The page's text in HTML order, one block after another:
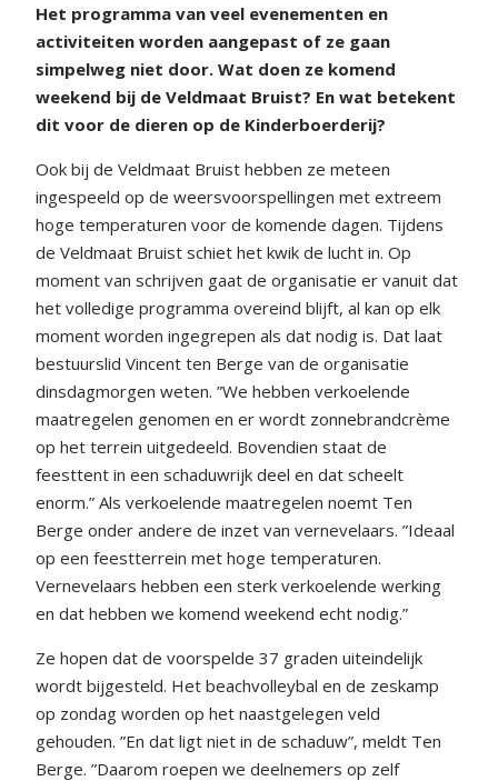
Het programma van veel evenementen en
activiteiten worden aangepast of ze gaan
simpelweg niet door. Wat doen ze komend
weekend bij de Veldmaat Bruist? En wat betekent
dit voor de dieren op de Kinderboerderij?
Ook bij de Veldmaat Bruist hebben ze meteen
ingespeeld op de weersvoorspellingen met extreem
hoge temperaturen voor de komende dagen. Tijdens
de Veldmaat Bruist schiet het kwik de lucht in. Op
moment van schrijven gaat de organisatie er vanuit dat
het volledige programma overeind blijft, al kan op elk
moment worden ingegrepen als dat nodig is. Dat laat
bestuurslid Vincent ten Berge van de organisatie
dinsdagmorgen weten. ”We hebben verkoelende
maatregelen genomen en er wordt zonnebrandcrème
op het terrein uitgedeeld. Bovendien staat de
feesttent in een schaduwrijk deel en dat scheelt
enorm.” Als verkoelende maatregelen noemt Ten
Berge onder andere de inzet van vernevelaars. ”Ideaal
op een feestterrein met hoge temperaturen.
Vernevelaars hebben een sterk verkoelende werking
en dat hebben we komend weekend echt nodig.”
Ze hopen dat de voorspelde 37 graden uiteindelijk
wordt bijgesteld. Het beachvolleybal en de zeskamp
op zondag worden op het naastgelegen veld
gehouden. ”En dat ligt niet in de schaduw”, meldt Ten
Berge. ”Daarom roepen we deelnemers op zelf